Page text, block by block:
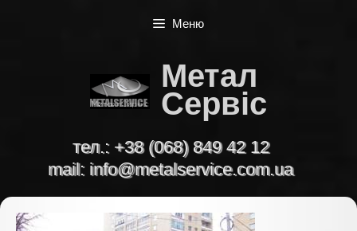
Меню
Метал
Сервіс
тел.: +38 (068) 849 42 12
mail: info@metalservice.com.ua